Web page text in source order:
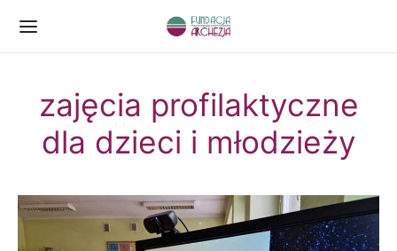
zajęcia profilaktyczne
dla dzieci i młodzieży